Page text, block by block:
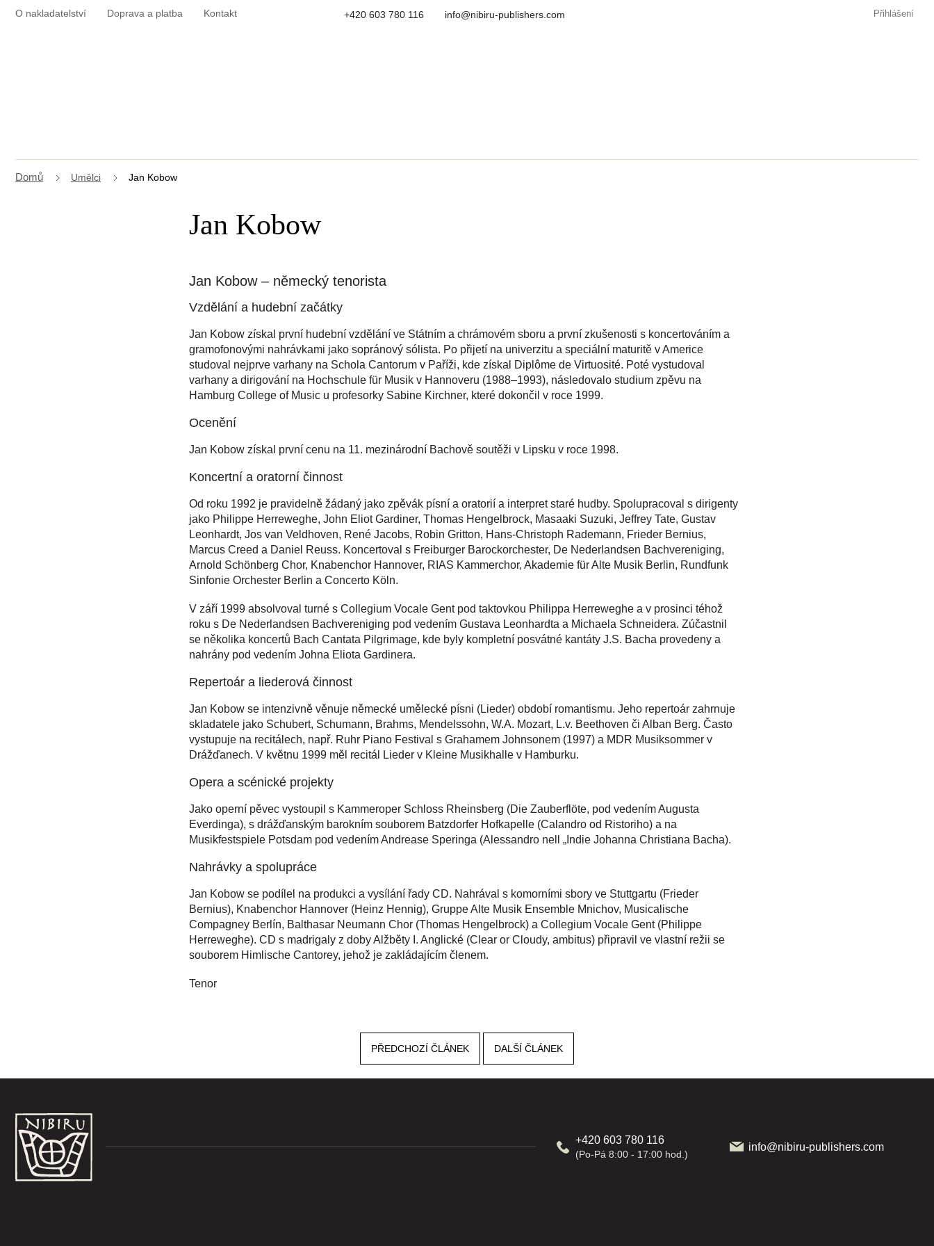
+420 603 780 116 info@nibiru-publishers.com
O nakladatelství Doprava a platba Kontakt Přihlášení
Umělci Jan Kobow
Jan Kobow
Jan Kobow – německý tenorista
Vzdělání a hudební začátky
Jan Kobow získal první hudební vzdělání ve Státním a chrámovém sboru a první zkušenosti s koncertováním a
gramofonovými nahrávkami jako sopránový sólista. Po přijetí na univerzitu a speciální maturitě v Americe
studoval nejprve varhany na Schola Cantorum v Paříži, kde získal Diplôme de Virtuosité. Poté vystudoval
varhany a dirigování na Hochschule für Musik v Hannoveru (1988–1993), následovalo studium zpěvu na
Hamburg College of Music u profesorky Sabine Kirchner, které dokončil v roce 1999.
Ocenění
Jan Kobow získal první cenu na 11. mezinárodní Bachově soutěži v Lipsku v roce 1998.
Koncertní a oratorní činnost
Od roku 1992 je pravidelně žádaný jako zpěvák písní a oratorií a interpret staré hudby. Spolupracoval s dirigenty
jako Philippe Herreweghe, John Eliot Gardiner, Thomas Hengelbrock, Masaaki Suzuki, Jeffrey Tate, Gustav
Leonhardt, Jos van Veldhoven, René Jacobs, Robin Gritton, Hans-Christoph Rademann, Frieder Bernius,
Marcus Creed a Daniel Reuss. Koncertoval s Freiburger Barockorchester, De Nederlandsen Bachvereniging,
Arnold Schönberg Chor, Knabenchor Hannover, RIAS Kammerchor, Akademie für Alte Musik Berlin, Rundfunk
Sinfonie Orchester Berlin a Concerto Köln.
V září 1999 absolvoval turné s Collegium Vocale Gent pod taktovkou Philippa Herreweghe a v prosinci téhož
roku s De Nederlandsen Bachvereniging pod vedením Gustava Leonhardta a Michaela Schneidera. Zúčastnil
se několika koncertů Bach Cantata Pilgrimage, kde byly kompletní posvátné kantáty J.S. Bacha provedeny a
nahrány pod vedením Johna Eliota Gardinera.
Repertoár a liederová činnost
Jan Kobow se intenzivně věnuje německé umělecké písni (Lieder) období romantismu. Jeho repertoár zahrnuje
skladatele jako Schubert, Schumann, Brahms, Mendelssohn, W.A. Mozart, L.v. Beethoven či Alban Berg. Často
vystupuje na recitálech, např. Ruhr Piano Festival s Grahamem Johnsonem (1997) a MDR Musiksommer v
Drážďanech. V květnu 1999 měl recitál Lieder v Kleine Musikhalle v Hamburku.
Opera a scénické projekty
Jako operní pěvec vystoupil s Kammeroper Schloss Rheinsberg (Die Zauberflöte, pod vedením Augusta
Everdinga), s drážďanským barokním souborem Batzdorfer Hofkapelle (Calandro od Ristoriho) a na
Musikfestspiele Potsdam pod vedením Andrease Speringa (Alessandro nell „Indie Johanna Christiana Bacha).
Nahrávky a spolupráce
Jan Kobow se podílel na produkci a vysílání řady CD. Nahrával s komorními sbory ve Stuttgartu (Frieder
Bernius), Knabenchor Hannover (Heinz Hennig), Gruppe Alte Musik Ensemble Mnichov, Musicalische
Compagney Berlín, Balthasar Neumann Chor (Thomas Hengelbrock) a Collegium Vocale Gent (Philippe
Herreweghe). CD s madrigaly z doby Alžběty I. Anglické (Clear or Cloudy, ambitus) připravil ve vlastní režii se
souborem Himlische Cantorey, jehož je zakládajícím členem.
Tenor
PŘEDCHOZÍ ČLÁNEK DALŠÍ ČLÁNEK
+420 603 780 116
(Po-Pá 8:00 - 17:00 hod.)
info@nibiru-publishers.com